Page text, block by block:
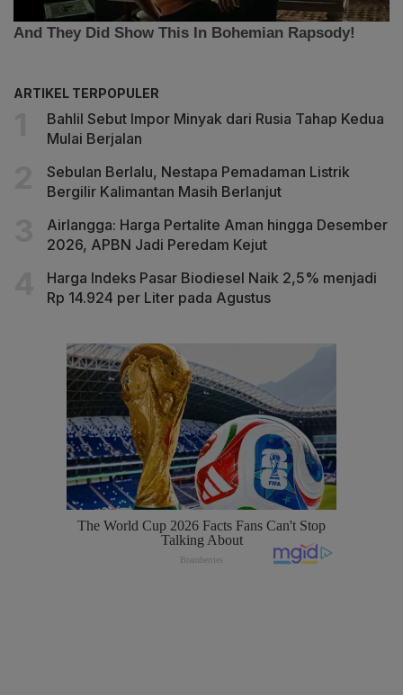
ARTIKEL TERPOPULER
Bahlil Sebut Impor Minyak dari Rusia Tahap Kedua
Mulai Berjalan
Sebulan Berlalu, Nestapa Pemadaman Listrik
Bergilir Kalimantan Masih Berlanjut
Airlangga: Harga Pertalite Aman hingga Desember
2026, APBN Jadi Peredam Kejut
Harga Indeks Pasar Biodiesel Naik 2,5% menjadi
Rp 14.924 per Liter pada Agustus